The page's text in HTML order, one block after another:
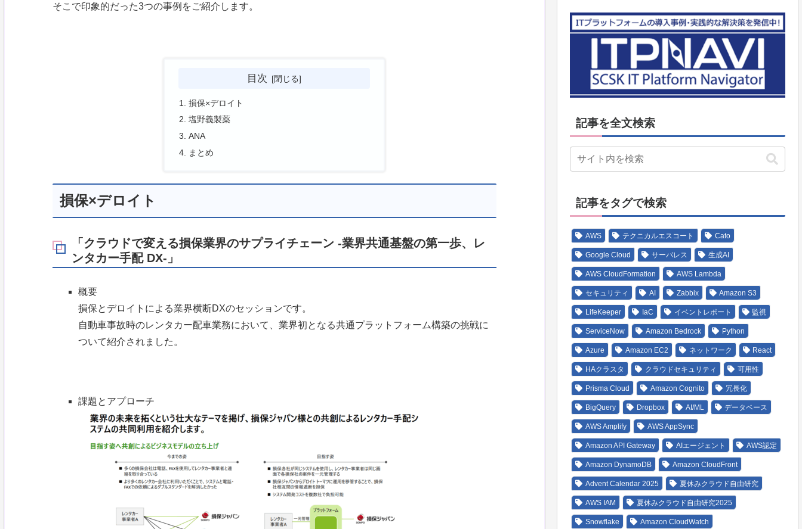
そこで印象的だった3つの事例をご紹介します。
目次
損保×デロイト
塩野義製薬
ANA
まとめ
損保×デロイト
「クラウドで変える損保業界のサプライチェーン -業界共通基盤の第一歩、レ
ンタカー手配 DX-」
概要
損保とデロイトによる業界横断DXのセッションです。
自動車事故時のレンタカー配車業務において、業界初となる共通プラットフォーム構築の挑戦に
ついて紹介されました。
課題とアプローチ
記事を全文検索
記事をタグで検索
AWS テクニカルエスコート Cato
Google Cloud サーバレス 生成AI
AWS CloudFormation AWS Lambda
セキュリティ AI Zabbix Amazon S3
LifeKeeper IaC イベントレポート 監視
ServiceNow Amazon Bedrock Python
Azure Amazon EC2 ネットワーク React
HAクラスタ クラウドセキュリティ 可用性
Prisma Cloud Amazon Cognito 冗長化
BigQuery Dropbox AI/ML データベース
AWS Amplify AWS AppSync
Amazon API Gateway AIエージェント AWS認定
Amazon DynamoDB Amazon CloudFront
Advent Calendar 2025 夏休みクラウド自由研究
AWS IAM 夏休みクラウド自由研究2025
Snowflake Amazon CloudWatch